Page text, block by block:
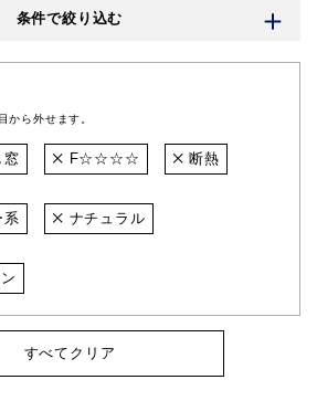
条件で絞り込む
から外せます。
窓 F☆☆☆☆ 断熱
系 ナチュラル
すべてクリア